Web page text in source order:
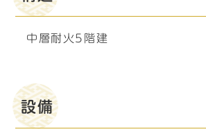
中層耐火5階建
設備